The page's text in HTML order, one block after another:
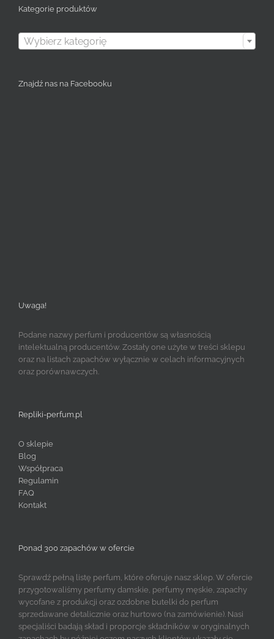
Kategorie produktów
Wybierz kategorię
Znajdź nas na Facebooku
Uwaga!
Podane nazwy perfum i producentów są własnością
intelektualną producentów. Zostały one użyte w treści sklepu
oraz na listach zapachów wyłącznie w celach informacyjnych
oraz porównawczych.
Repliki-perfum.pl
O sklepie
Blog
Współpraca
Regulamin
FAQ
Kontakt
Ponad 300 zapachów w ofercie
Sprawdź pełną listę perfum, które oferuje nasz sklep. W ofercie
przygotowaliśmy perfumy damskie, perfumy męskie, zapachy
wycofane z produkcji oraz ozdobne butelki do perfum
sprzedawane detalicznie oraz hurtowo (na zamówienie). Nasi
specjaliści badają skład i proporcje składników w oryginalnych